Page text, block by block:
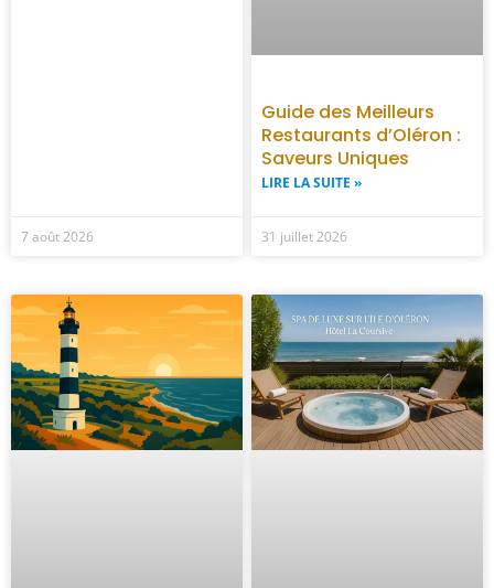
7 août 2026
Guide des Meilleurs
Restaurants d’Oléron :
Saveurs Uniques
LIRE LA SUITE »
31 juillet 2026